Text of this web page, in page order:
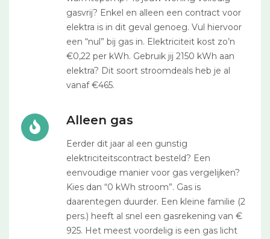
gasvrij? Enkel en alleen een contract voor
elektra is in dit geval genoeg. Vul hiervoor
een “nul” bij gas in. Elektriciteit kost zo’n
€0,22 per kWh. Gebruik jij 2150 kWh aan
elektra? Dit soort stroomdeals heb je al
vanaf €465.
Alleen gas
Eerder dit jaar al een gunstig
elektriciteitscontract besteld? Een
eenvoudige manier voor gas vergelijken?
Kies dan “0 kWh stroom”. Gas is
daarentegen duurder. Een kleine familie (2
pers.) heeft al snel een gasrekening van €
925. Het meest voordelig is een gas licht